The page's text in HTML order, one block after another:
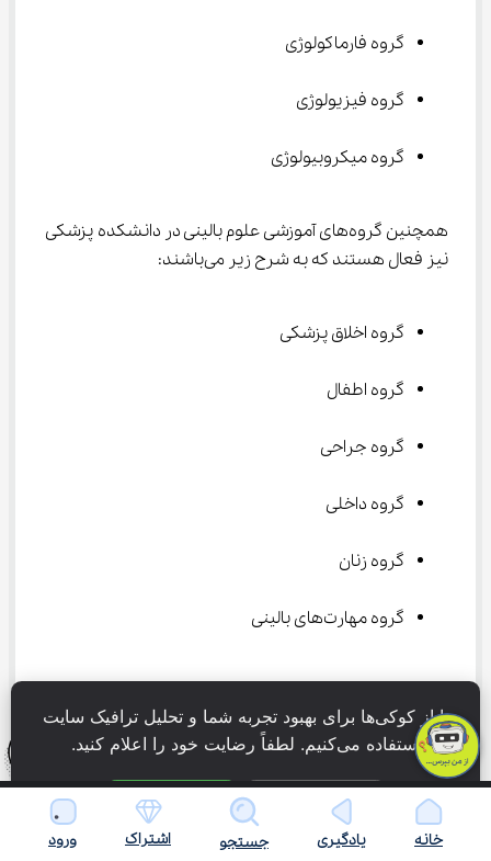
گروه فارماکولوژی
گروه فیزیولوژی
گروه میکروبیولوژی
همچنین گروه‌های آموزشی علوم بالینی در دانشکده پزشکی
نیز فعال هستند که به شرح زیر می‌باشند:
گروه اخلاق پزشکی
گروه اطفال
گروه جراحی
گروه داخلی
گروه زنان
گروه مهارت‌های بالینی
زیر هستند :
گروه آسیب شناسی دهان فک و صورت
گروه ارتودنسی خانه یادگیری جستجو اشتراک ورود
ما از کوکی‌ها برای بهبود تجربه شما و تحلیل ترافیک سایت
استفاده می‌کنیم. لطفاً رضایت خود را اعلام کنید.
فقط ضروری پذیرش همه